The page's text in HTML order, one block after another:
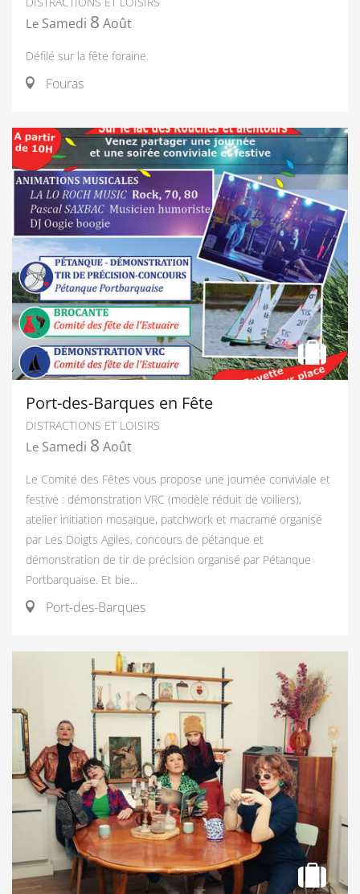
Le Samedi 8 Août
Défilé sur la fête foraine.
Fouras
Port-des-Barques en Fête
DISTRACTIONS ET LOISIRS
Le Samedi 8 Août
Le Comité des Fêtes vous propose une journée conviviale et
festive : démonstration VRC (modèle réduit de voiliers),
atelier initiation mosaïque, patchwork et macramé organisé
par Les Doigts Agiles, concours de pétanque et
démonstration de tir de précision organisé par Pétanque
Portbarquaise. Et bie...
Port-des-Barques